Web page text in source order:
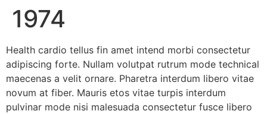
1974
Health cardio tellus fin amet intend morbi consectetur
adipiscing forte. Nullam volutpat rutrum mode technical
maecenas a velit ornare. Pharetra interdum libero vitae
novum at fiber. Mauris etos vitae turpis interdum
pulvinar mode nisi malesuada consectetur fusce libero